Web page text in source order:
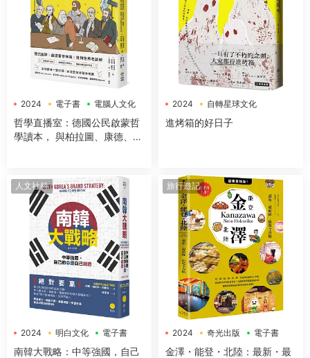
2024 電子書 電腦人文化
哲學直播室：德國公民啟蒙哲
學讀本， 與柏拉圖、康德、亞
2024
自轉星球文化
電子書
進烤箱的好日子
人文社科
2024 明白文化 電子書
南韓大戰略：中等強國，自己
旅行遊記
2024 奇光出版 電子書
金澤・能登・北陸：最新・最